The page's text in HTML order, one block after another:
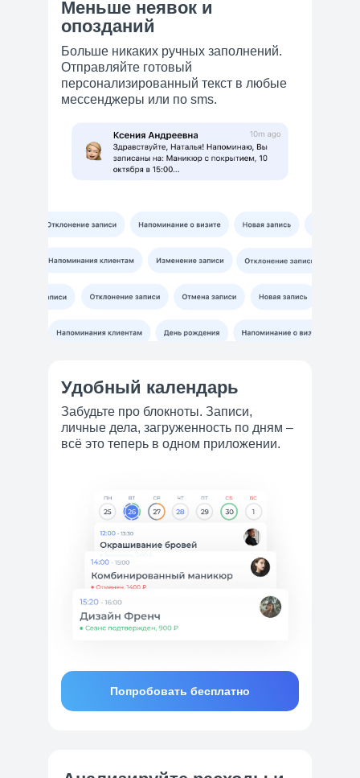
Меньше неявок и
опозданий
Больше никаких ручных заполнений.
Отправляйте готовый
персонализированный текст в любые
мессенджеры или по sms.
Забудьте про блокноты. Записи,
личные дела, загруженность по дням –
всё это теперь в одном приложении.
Удобный календарь
Попробовать бесплатно